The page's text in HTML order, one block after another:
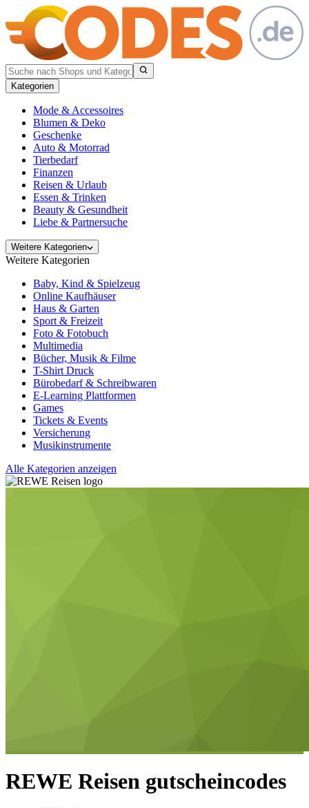
Kategorien
Mode & Accessoires
Blumen & Deko
Geschenke
Auto & Motorrad
Tierbedarf
Finanzen
Reisen & Urlaub
Essen & Trinken
Beauty & Gesundheit
Liebe & Partnersuche
Weitere Kategorien
Weitere Kategorien
Baby, Kind & Spielzeug
Online Kaufhäuser
Haus & Garten
Sport & Freizeit
Foto & Fotobuch
Multimedia
Bücher, Musik & Filme
T-Shirt Druck
Bürobedarf & Schreibwaren
E-Learning Plattformen
Games
Tickets & Events
Versicherung
Musikinstrumente
Alle Kategorien anzeigen
REWE Reisen gutscheincodes